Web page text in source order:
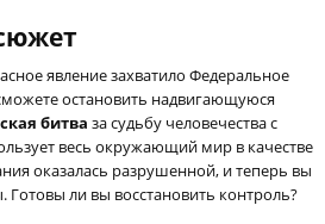
явление захватило Федеральное
остановить надвигающуюся
битва за судьбу человечества с
весь окружающий мир в качестве
оказалась разрушенной, и теперь вы
ли вы восстановить контроль?